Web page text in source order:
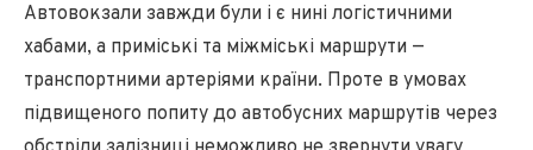
Автовокзали завжди були і є нині логістичними
хабами, а приміські та міжміські маршрути —
транспортними артеріями країни. Проте в умовах
підвищеного попиту до автобусних маршрутів через